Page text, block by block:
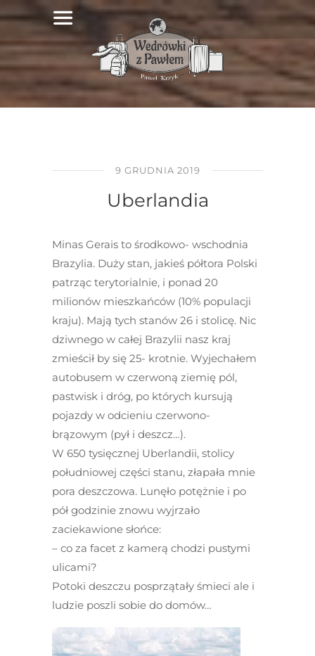
9 GRUDNIA 2019
Uberlandia
Minas Gerais to środkowo- wschodnia
Brazylia. Duży stan, jakieś półtora Polski
patrząc terytorialnie, i ponad 20
milionów mieszkańców (10% populacji
kraju). Mają tych stanów 26 i stolicę. Nic
dziwnego w całej Brazylii nasz kraj
zmieścił by się 25- krotnie. Wyjechałem
autobusem w czerwoną ziemię pól,
pastwisk i dróg, po których kursują
pojazdy w odcieniu czerwono-
brązowym (pył i deszcz…).
W 650 tysięcznej Uberlandii, stolicy
południowej części stanu, złapała mnie
pora deszczowa. Lunęło potężnie i po
pół godzinie znowu wyjrzało
zaciekawione słońce:
– co za facet z kamerą chodzi pustymi
ulicami?
Potoki deszczu posprzątały śmieci ale i
ludzie poszli sobie do domów…